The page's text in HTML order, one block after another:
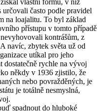
často podle pravidel
na loajalitu. To byl základ
přístupu v tomto případě
kontrášům, z
navíc, zbytek světa už od
utíkal pro jeho
dostatečně rychle na vývoj
někdy v 1936 zjistilo, že
nebo povražděných, je
je totálně nesmyslná,
spadnout do hluboké